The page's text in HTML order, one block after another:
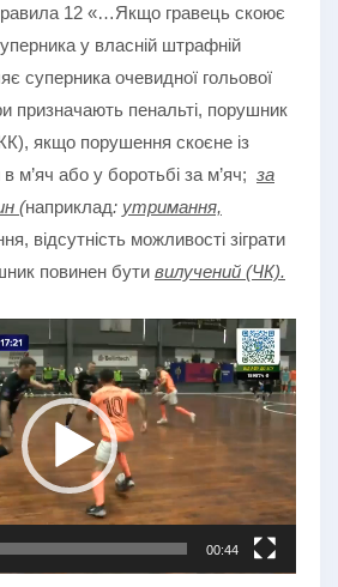
12 «…Якщо гравець скоює
у власній штрафній
суперника очевидної гольової
призначають пенальті, порушник
якщо порушення скоєне із
м’яч або у боротьбі за м’яч; за
(наприклад: утримання,
відсутність можливості зіграти
повинен бути вилучений (ЧК).
00:44